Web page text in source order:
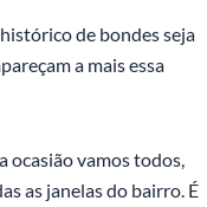
de bondes seja
a mais essa
ocasião vamos todos,
as janelas do bairro. É